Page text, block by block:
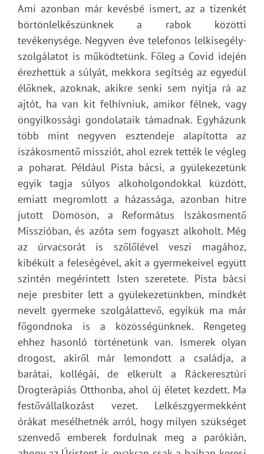
Ami azonban már kevésbé ismert, az a tizenkét
börtönlelkészünknek a rabok közötti
tevékenysége. Negyven éve telefonos lelkisegély-
szolgálatot is működtetünk. Főleg a Covid idején
érezhettük a súlyát, mekkora segítség az egyedül
élőknek, azoknak, akikre senki sem nyitja rá az
ajtót, ha van kit felhívniuk, amikor félnek, vagy
öngyilkossági gondolataik támadnak. Egyházunk
több mint negyven esztendeje alapította az
iszákosmentő missziót, ahol ezrek tették le végleg
a poharat. Például Pista bácsi, a gyülekezetünk
egyik tagja súlyos alkoholgondokkal küzdött,
emiatt megromlott a házassága, azonban hitre
jutott Dömösön, a Református Iszákosmentő
Misszióban, és azóta sem fogyaszt alkoholt. Még
az úrvacsorát is szőlőlével veszi magához,
kibékült a feleségével, akit a gyermekeivel együtt
szintén megérintett Isten szeretete. Pista bácsi
neje presbiter lett a gyülekezetünkben, mindkét
nevelt gyermeke szolgálattevő, egyikük ma már
főgondnoka is a közösségünknek. Rengeteg
ehhez hasonló történetünk van. Ismerek olyan
drogost, akiről már lemondott a családja, a
barátai, kollégái, de elkerült a Ráckeresztúri
Drogterápiás Otthonba, ahol új életet kezdett. Ma
festővállalkozást vezet. Lelkészgyermekként
órákat mesélhetnék arról, hogy milyen szükséget
szenvedő emberek fordulnak meg a parókián,